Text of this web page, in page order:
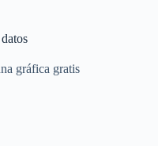
gráfica gratis